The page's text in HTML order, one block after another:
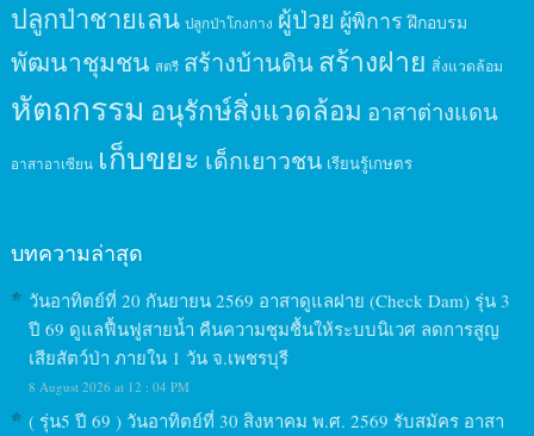
ปลูกป่าชายเลน ปลูกป่าโกงกาง ผู้ป่วย ผู้พิการ ฝึกอบรม
พัฒนาชุมชน สตรี สร้างบ้านดินสร้างฝาย สิ่งแวดล้อม
หัตถกรรม อนุรักษ์สิ่งแวดล้อม อาสาต่างแดน
อาสาอาเซียน เก็บขยะ เด็กเยาวชน เรียนรู้เกษตร
บทความล่าสุด
วันอาทิตย์ที่ 20 กันยายน 2569 อาสาดูแลฝาย (Check Dam) รุ่น 3
ปี 69 ดูแลฟื้นฟูสายน้ำ คืนความชุมชื้นให้ระบบนิเวศ ลดการสูญ
เสียสัตว์ป่า ภายใน 1 วัน จ.เพชรบุรี
8 August 2026 at 12 : 04 PM
( รุ่น5 ปี 69 ) วันอาทิตย์ที่ 30 สิงหาคม พ.ศ. 2569 รับสมัคร อาสา